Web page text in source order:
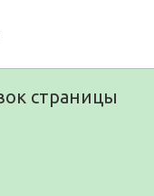
страницы